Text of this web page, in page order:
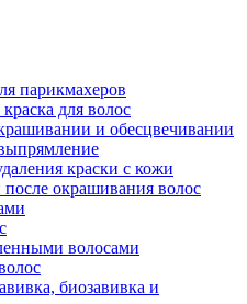
парикмахеров
для волос
и обесцвечивании
краски с кожи
после окрашивания волос
волосами
биозавивка и